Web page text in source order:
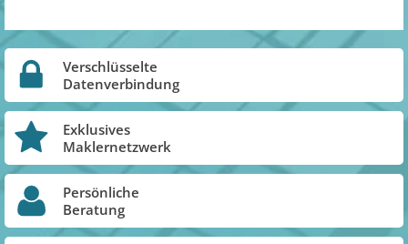
Verschlüsselte
Datenverbindung
Exklusives
Maklernetzwerk
Persönliche
Beratung